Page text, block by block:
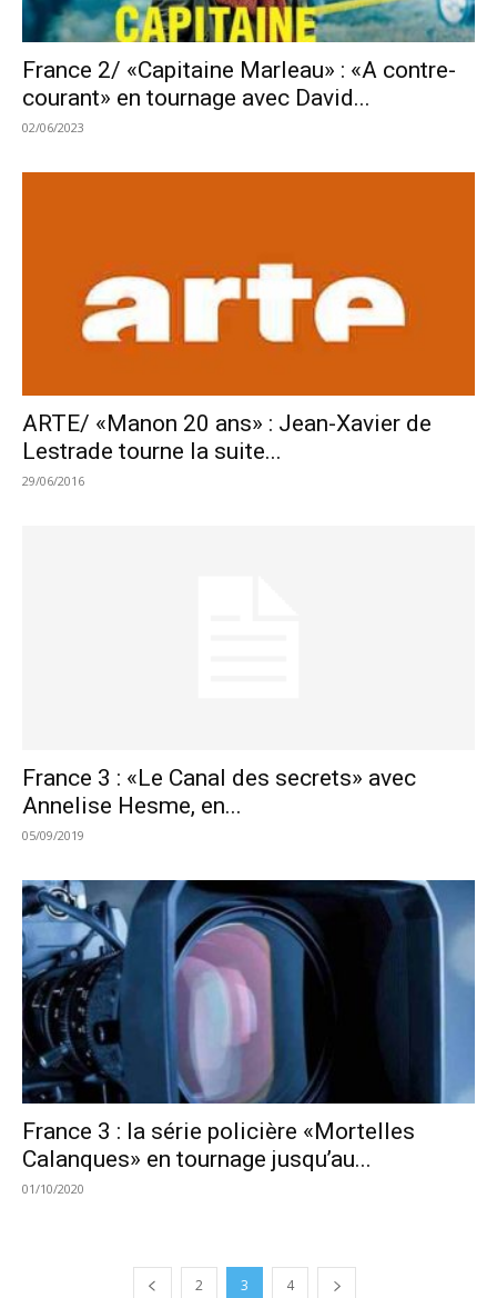
France 2/ «Capitaine Marleau» : «A contre-
courant» en tournage avec David...
02/06/2023
ARTE/ «Manon 20 ans» : Jean-Xavier de
Lestrade tourne la suite...
29/06/2016
France 3 : «Le Canal des secrets» avec
Annelise Hesme, en...
05/09/2019
France 3 : la série policière «Mortelles
Calanques» en tournage jusqu’au...
01/10/2020
2 3 4